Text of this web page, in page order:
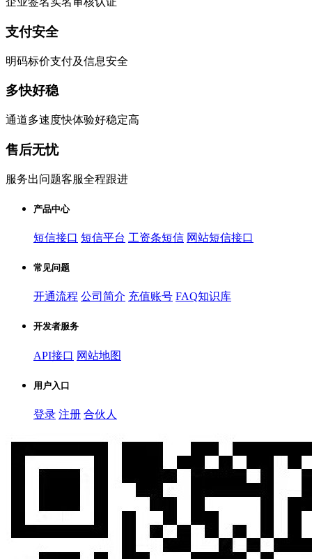
支付安全
明码标价支付及信息安全
多快好稳
通道多速度快体验好稳定高
售后无忧
服务出问题客服全程跟进
产品中心
短信接口 短信平台 工资条短信 网站短信接口
常见问题
开通流程 公司简介 充值账号 FAQ知识库
开发者服务
API接口 网站地图
用户入口
登录 注册 合伙人